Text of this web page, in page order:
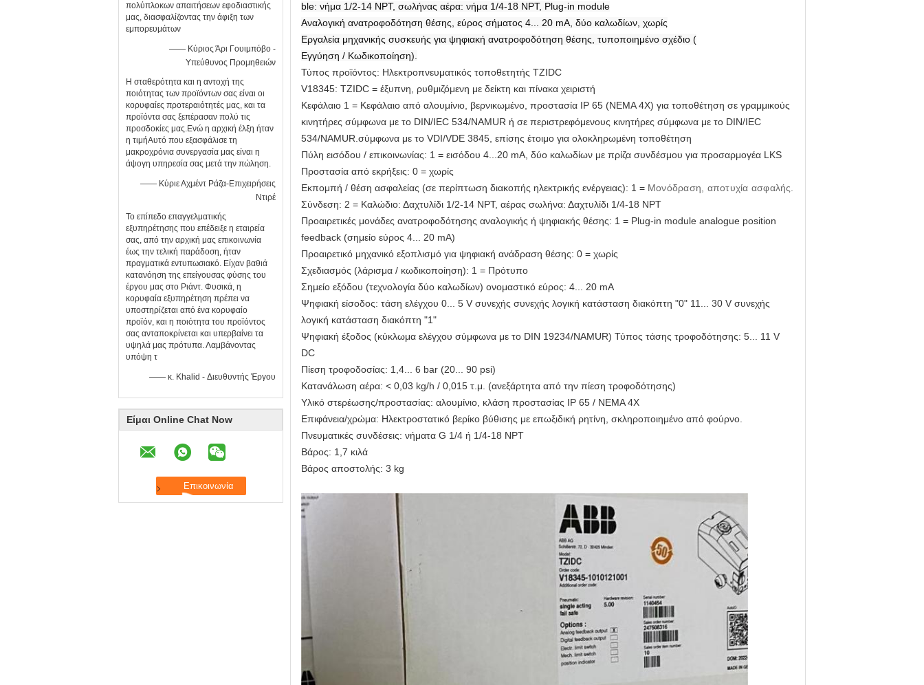
πολύπλοκων απαιτήσεων εφοδιαστικής
μας, διασφαλίζοντας την άφιξη των
εμπορευμάτων
—— Κύριος Άρι Γουιμπόβο -
Υπεύθυνος Προμηθειών
Η σταθερότητα και η αντοχή της
ποιότητας των προϊόντων σας είναι οι
κορυφαίες προτεραιότητές μας, και τα
προϊόντα σας ξεπέρασαν πολύ τις
προσδοκίες μας.Ενώ η αρχική έλξη ήταν
η τιμήΑυτό που εξασφάλισε τη
μακροχρόνια συνεργασία μας είναι η
άψογη υπηρεσία σας μετά την πώληση.
—— Κύριε Αχμέντ Ράζα-Επιχειρήσεις
Ντιρέ
Το επίπεδο επαγγελματικής
εξυπηρέτησης που επέδειξε η εταιρεία
σας, από την αρχική μας επικοινωνία
έως την τελική παράδοση, ήταν
πραγματικά εντυπωσιακό. Είχαν βαθιά
κατανόηση της επείγουσας φύσης του
έργου μας στο Ριάντ. Φυσικά, η
κορυφαία εξυπηρέτηση πρέπει να
υποστηρίζεται από ένα κορυφαίο
προϊόν, και η ποιότητα του προϊόντος
σας ανταποκρίνεται και υπερβαίνει τα
υψηλά μας πρότυπα. Λαμβάνοντας
υπόψη τ
—— κ. Khalid - Διευθυντής Έργου
Είμαι Online Chat Now
ble: νήμα 1/2-14 NPT, σωλήνας αέρα: νήμα 1/4-18 NPT, Plug-in module
Αναλογική ανατροφοδότηση θέσης, εύρος σήματος 4... 20 mA, δύο καλωδίων, χωρίς
Εργαλεία μηχανικής συσκευής για ψηφιακή ανατροφοδότηση θέσης, τυποποιημένο σχέδιο (
Εγγύηση / Κωδικοποίηση).
Τύπος προϊόντος: Ηλεκτροπνευματικός τοποθετητής TZIDC
V18345: TZIDC = έξυπνη, ρυθμιζόμενη με δείκτη και πίνακα χειριστή
Κεφάλαιο 1 = Κεφάλαιο από αλουμίνιο, βερνικωμένο, προστασία IP 65 (NEMA 4X) για τοποθέτηση σε γραμμικούς
κινητήρες σύμφωνα με το DIN/IEC 534/NAMUR ή σε περιστρεφόμενους κινητήρες σύμφωνα με το DIN/IEC
534/NAMUR.σύμφωνα με το VDI/VDE 3845, επίσης έτοιμο για ολοκληρωμένη τοποθέτηση
Πύλη εισόδου / επικοινωνίας: 1 = εισόδου 4...20 mA, δύο καλωδίων με πρίζα συνδέσμου για προσαρμογέα LKS
Προστασία από εκρήξεις: 0 = χωρίς
Εκπομπή / θέση ασφαλείας (σε περίπτωση διακοπής ηλεκτρικής ενέργειας): 1 = Μονόδραση, αποτυχία ασφαλής.
Σύνδεση: 2 = Καλώδιο: Δαχτυλίδι 1/2-14 NPT, αέρας σωλήνα: Δαχτυλίδι 1/4-18 NPT
Προαιρετικές μονάδες ανατροφοδότησης αναλογικής ή ψηφιακής θέσης: 1 = Plug-in module analogue position
feedback (σημείο εύρος 4... 20 mA)
Προαιρετικό μηχανικό εξοπλισμό για ψηφιακή ανάδραση θέσης: 0 = χωρίς
Σχεδιασμός (λάρισμα / κωδικοποίηση): 1 = Πρότυπο
Σημείο εξόδου (τεχνολογία δύο καλωδίων) ονομαστικό εύρος: 4... 20 mA
Ψηφιακή είσοδος: τάση ελέγχου 0... 5 V συνεχής συνεχής λογική κατάσταση διακόπτη "0" 11... 30 V συνεχής
λογική κατάσταση διακόπτη "1"
Ψηφιακή έξοδος (κύκλωμα ελέγχου σύμφωνα με το DIN 19234/NAMUR) Τύπος τάσης τροφοδότησης: 5... 11 V
DC
Πίεση τροφοδοσίας: 1,4... 6 bar (20... 90 psi)
Κατανάλωση αέρα: < 0,03 kg/h / 0,015 τ.μ. (ανεξάρτητα από την πίεση τροφοδότησης)
Υλικό στερέωσης/προστασίας: αλουμίνιο, κλάση προστασίας IP 65 / NEMA 4X
Επιφάνεια/χρώμα: Ηλεκτροστατικό βερίκο βύθισης με επωξιδική ρητίνη, σκληροποιημένο από φούρνο.
Πνευματικές συνδέσεις: νήματα G 1/4 ή 1/4-18 NPT
Βάρος: 1,7 κιλά
Βάρος αποστολής: 3 kg